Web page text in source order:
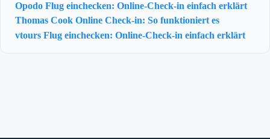
Opodo Flug einchecken: Online-Check-in einfach erklärt
Thomas Cook Online Check-in: So funktioniert es
vtours Flug einchecken: Online-Check-in einfach erklärt